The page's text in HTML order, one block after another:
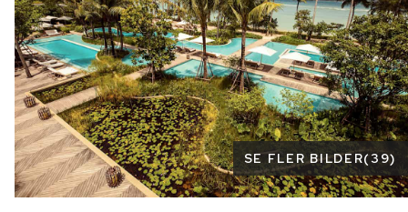
Se fler bilder
SE FLER BILDER(39)